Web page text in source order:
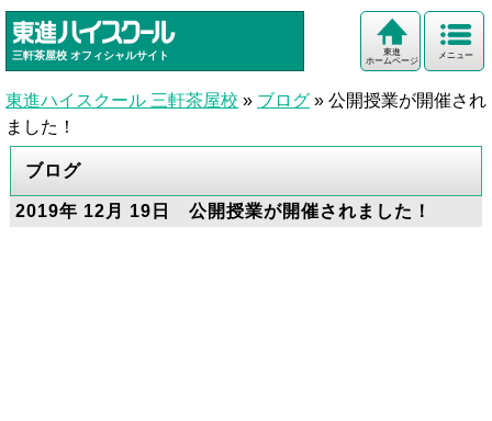
三軒茶屋校 オフィシャルサイト メニュー
東進
ホームページ
東進ハイスクール 三軒茶屋校 » ブログ » 公開授業が開催され
ました！
ブログ
2019年 12月 19日 公開授業が開催されました！